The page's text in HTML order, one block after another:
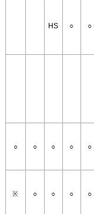
HS ○ ○
○ ○ ○ ○ ○
※ ○ ○ ○ ○